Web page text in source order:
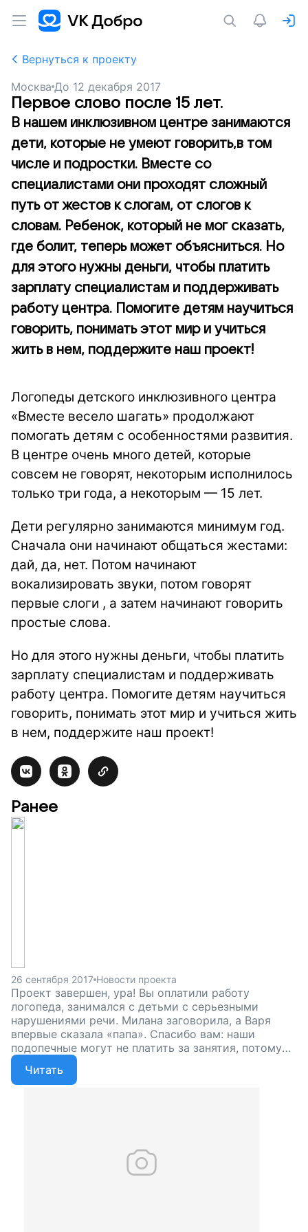
Вернуться к проекту
Москва До 12 декабря 2017
Первое слово после 15 лет.
В нашем инклюзивном центре занимаются
дети, которые не умеют говорить,в том
числе и подростки. Вместе со
специалистами они проходят сложный
путь от жестов к слогам, от слогов к
словам. Ребенок, который не мог сказать,
где болит, теперь может объясниться. Но
для этого нужны деньги, чтобы платить
зарплату специалистам и поддерживать
работу центра. Помогите детям научиться
говорить, понимать этот мир и учиться
жить в нем, поддержите наш проект!
Логопеды детского инклюзивного центра
«Вместе весело шагать» продолжают
помогать детям с особенностями развития.
В центре очень много детей, которые
совсем не говорят, некоторым исполнилось
только три года, а некоторым — 15 лет.
Дети регулярно занимаются минимум год.
Сначала они начинают общаться жестами:
дай, да, нет. Потом начинают
вокализировать звуки, потом говорят
первые слоги , а затем начинают говорить
простые слова.
Но для этого нужны деньги, чтобы платить
зарплату специалистам и поддерживать
работу центра. Помогите детям научиться
говорить, понимать этот мир и учиться жить
в нем, поддержите наш проект!
Ранее
26 сентября 2017 Новости проекта
Проект завершен, ура! Вы оплатили работу
логопеда, занимался с детьми с серьезными
нарушениями речи. Милана заговорила, а Варя
впервые сказала «папа». Спасибо вам: наши
подопечные могут не платить за занятия, потому
что их оплачиваете вы. Вы помогли детям сказать
первые слова, родителям — лучше понять своих
детей. Этот вклад невозможно оценить.
Читать